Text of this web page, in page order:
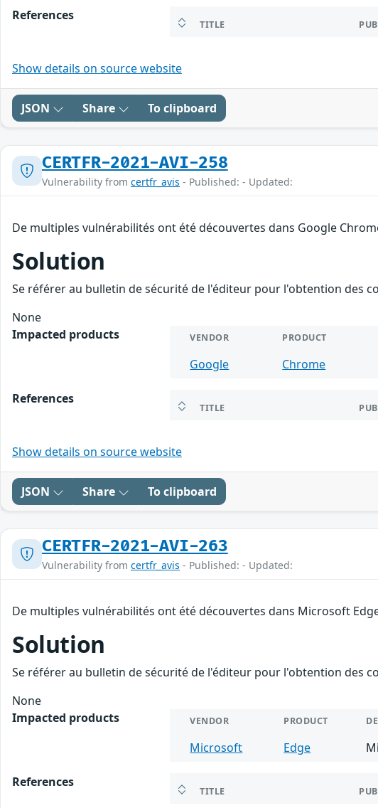
References
TITLE
Show details on source website
JSON Share To clipboard
CERTFR-2021-AVI-258
Vulnerability from certfr_avis - Published: - Updated:
De multiples vulnérabilités ont été découvertes dans Google
Solution
Se référer au bulletin de sécurité de l'éditeur pour l'obtention des
None
Impacted products
VENDOR PRODUCT
Google Chrome
References
TITLE
Show details on source website
JSON Share To clipboard
CERTFR-2021-AVI-263
Vulnerability from certfr_avis - Published: - Updated:
De multiples vulnérabilités ont été découvertes dans Microsoft
Solution
Se référer au bulletin de sécurité de l'éditeur pour l'obtention des
None
Impacted products
VENDOR PRODUCT
Microsoft Edge
References
TITLE